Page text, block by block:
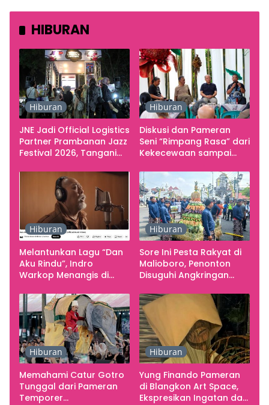
HIBURAN
Hiburan
JNE Jadi Official Logistics
Partner Prambanan Jazz
Festival 2026, Tangani
Kebutuhan Konser
Hiburan
Diskusi dan Pameran
Seni “Rimpang Rasa” dari
Kekecewaan sampai
Yogyakarta sebagai
Pusat Pergerakan Seni
Rupa Indonesia
Hiburan
Melantunkan Lagu “Dan
Aku Rindu”, Indro
Warkop Menangis di
Hiburan
Sore Ini Pesta Rakyat di
Malioboro, Penonton
Disuguhi Angkringan
Hiburan
Memahami Catur Gotro
Tunggal dari Pameran
Temporer
Hiburan
Yung Finando Pameran
di Blangkon Art Space,
Ekspresikan Ingatan dan